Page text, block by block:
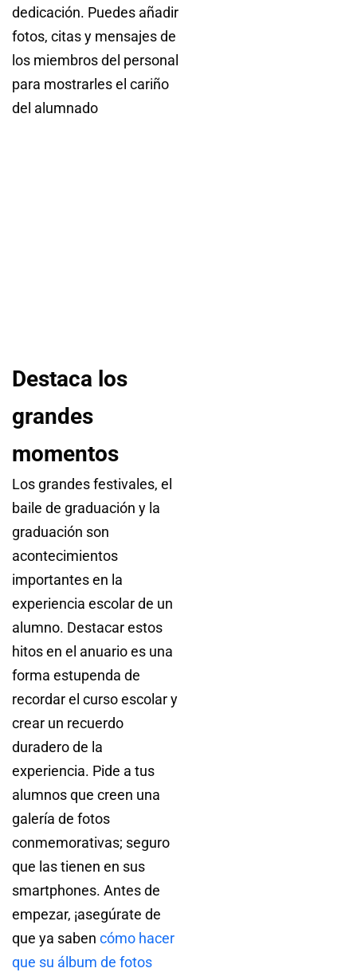
dedicación. Puedes añadir
fotos, citas y mensajes de
los miembros del personal
para mostrarles el cariño
del alumnado
Destaca los
grandes
momentos
Los grandes festivales, el
baile de graduación y la
graduación son
acontecimientos
importantes en la
experiencia escolar de un
alumno. Destacar estos
hitos en el anuario es una
forma estupenda de
recordar el curso escolar y
crear un recuerdo
duradero de la
experiencia. Pide a tus
alumnos que creen una
galería de fotos
conmemorativas; seguro
que las tienen en sus
smartphones. Antes de
empezar, ¡asegúrate de
que ya saben cómo hacer
que su álbum de fotos